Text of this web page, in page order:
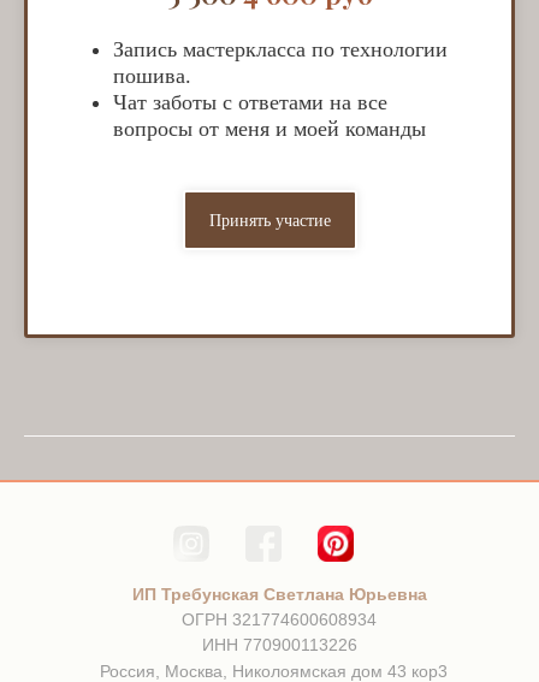
Запись мастеркласса по технологии
пошива.
Чат заботы с ответами на все
вопросы от меня и моей команды
Принять участие
ИП Требунская Светлана Юрьевна
ОГРН 321774600608934
ИНН 770900113226
Россия, Москва, Николоямская дом 43 кор3